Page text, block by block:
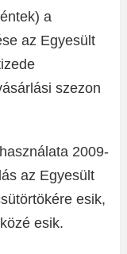
a
az Egyesült
szezon
2009-
az Egyesült
esik,
esik.